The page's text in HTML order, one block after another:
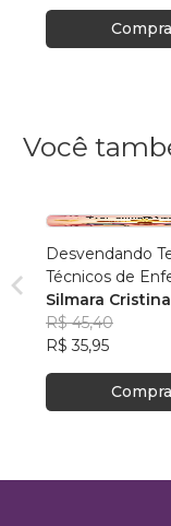
Você
Desvendando
Técnicos de
Silmara
Azevedo e
R$ 45,40
R$ 35,95